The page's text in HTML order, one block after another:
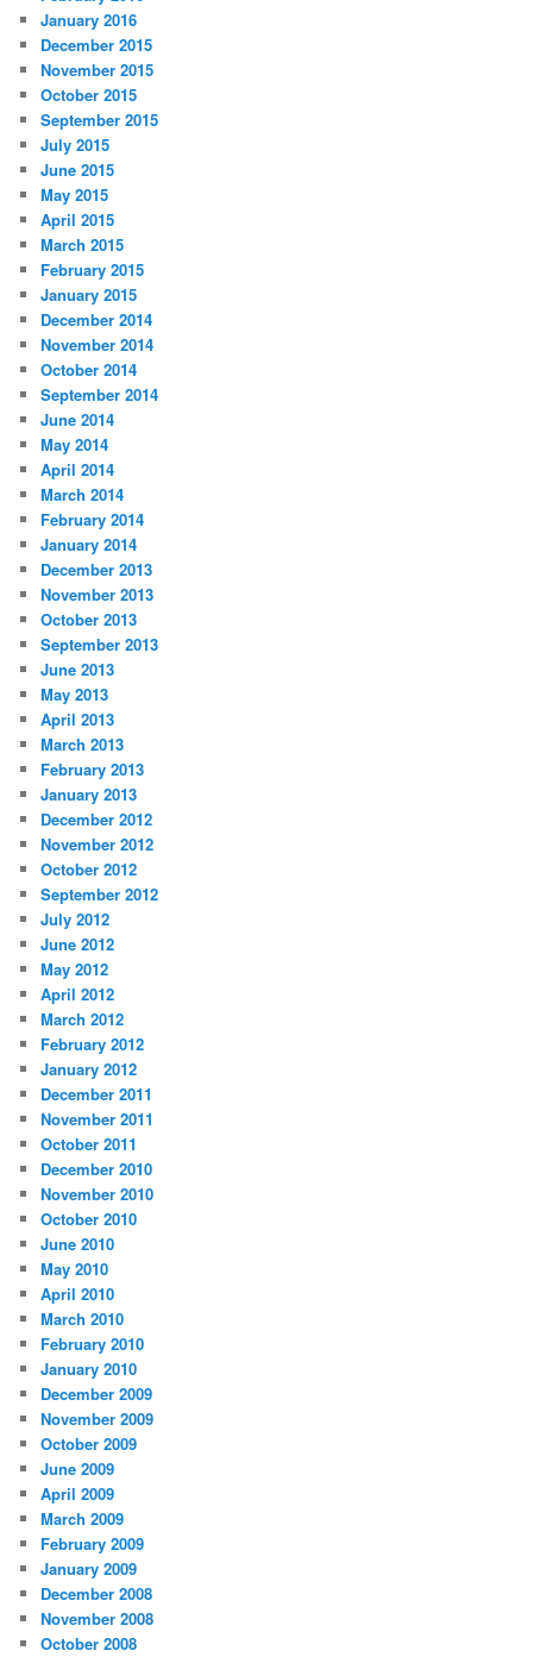
January 2016
December 2015
November 2015
October 2015
September 2015
July 2015
June 2015
May 2015
April 2015
March 2015
February 2015
January 2015
December 2014
November 2014
October 2014
September 2014
June 2014
May 2014
April 2014
March 2014
February 2014
January 2014
December 2013
November 2013
October 2013
September 2013
June 2013
May 2013
April 2013
March 2013
February 2013
January 2013
December 2012
November 2012
October 2012
September 2012
July 2012
June 2012
May 2012
April 2012
March 2012
February 2012
January 2012
December 2011
November 2011
October 2011
December 2010
November 2010
October 2010
June 2010
May 2010
April 2010
March 2010
February 2010
January 2010
December 2009
November 2009
October 2009
June 2009
April 2009
March 2009
February 2009
January 2009
December 2008
November 2008
October 2008